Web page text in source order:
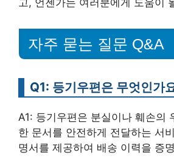
자주 묻는 질문 Q&A
Q1: 등기우편은 무엇인가
A1: 등기우편은 분실이나 훼손의
한 문서를 안전하게 전달하는 서
명서를 제공하여 배송 이력을 증